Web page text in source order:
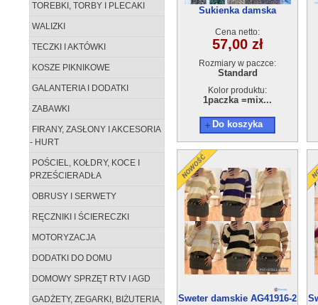
TOREBKI, TORBY I PLECAKI
WALIZKI
TECZKI I AKTÓWKI
KOSZE PIKNIKOWE
GALANTERIA I DODATKI
ZABAWKI
FIRANY, ZASŁONY I AKCESORIA
- HURT
POŚCIEL, KOŁDRY, KOCE I
PRZEŚCIERADŁA
OBRUSY I SERWETY
RĘCZNIKI I ŚCIERECZKI
MOTORYZACJA
DODATKI DO DOMU
DOMOWY SPRZĘT RTV I AGD
GADŻETY, ZEGARKI, BIŻUTERIA,
Sukienka damska
Cena netto:
57,00 zł
Rozmiary w paczce:
Standard
Kolor produktu:
1paczka =mix...
Do koszyka
Sweter damskie AG41916-2